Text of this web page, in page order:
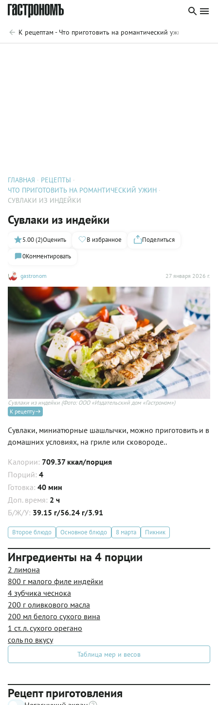
К рецептам - Что приготовить на романтический ужин
ГЛАВНАЯ
РЕЦЕПТЫ
ЧТО ПРИГОТОВИТЬ НА РОМАНТИЧЕСКИЙ УЖИН
СУВЛАКИ ИЗ ИНДЕЙКИ
Сувлаки из индейки
gastronom 27 января 2026 г.
5.00 (2)Оценить В избранное
Поделиться
0Комментировать
Сувлаки из индейки (Фото: ООО «Издательский дом «Гастроном»)
К рецепту
Сувлаки, миниатюрные шашлычки, можно приготовить и в
домашних условиях, на гриле или сковороде..
Калории: 709.37 ккал/порция
Порций: 4
Готовка: 40 мин
Доп. время: 2 ч
Б/Ж/У: 39.15 г/56.24 г/3.91
Второе блюдо Основное блюдо 8 марта Пикник
Ингредиенты на 4 порции
2 лимона
800 г малого филе индейки
4 зубчика чеснока
200 г оливкового масла
200 мл белого сухого вина
1 ст. л. сухого орегано
соль по вкусу
Таблица мер и весов
Рецепт приготовления